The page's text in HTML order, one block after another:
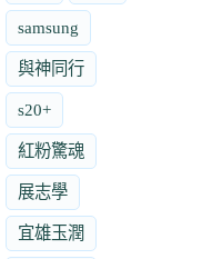
samsung
與神同行
s20+
紅粉驚魂
展志學
宜雄玉潤